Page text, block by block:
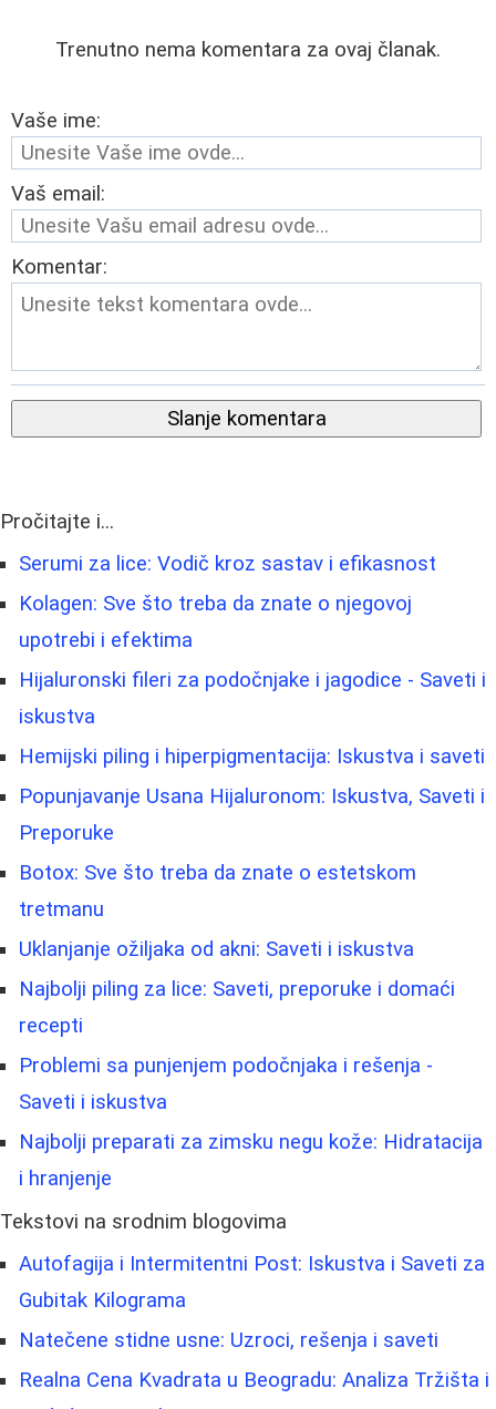
Trenutno nema komentara za ovaj članak.
Vaše ime:
Vaš email:
Komentar:
Slanje komentara
Pročitajte i...
Serumi za lice: Vodič kroz sastav i efikasnost
Kolagen: Sve što treba da znate o njegovoj
upotrebi i efektima
Hijaluronski fileri za podočnjake i jagodice - Saveti i
iskustva
Hemijski piling i hiperpigmentacija: Iskustva i saveti
Popunjavanje Usana Hijaluronom: Iskustva, Saveti i
Preporuke
Botox: Sve što treba da znate o estetskom
tretmanu
Uklanjanje ožiljaka od akni: Saveti i iskustva
Najbolji piling za lice: Saveti, preporuke i domaći
recepti
Problemi sa punjenjem podočnjaka i rešenja -
Saveti i iskustva
Najbolji preparati za zimsku negu kože: Hidratacija
i hranjenje
Tekstovi na srodnim blogovima
Autofagija i Intermitentni Post: Iskustva i Saveti za
Gubitak Kilograma
Natečene stidne usne: Uzroci, rešenja i saveti
Realna Cena Kvadrata u Beogradu: Analiza Tržišta i